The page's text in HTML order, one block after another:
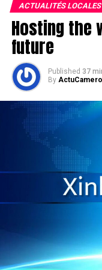
ACTUALITÉS LOCALES
Hosting the
future
Published 37
By